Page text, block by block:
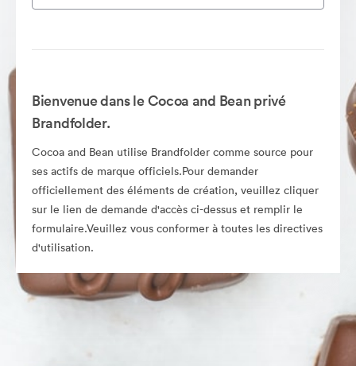
Bienvenue dans le Cocoa and Bean privé
Brandfolder.
Cocoa and Bean utilise Brandfolder comme source pour
ses actifs de marque officiels.Pour demander
officiellement des éléments de création, veuillez cliquer
sur le lien de demande d'accès ci-dessus et remplir le
formulaire.Veuillez vous conformer à toutes les directives
d'utilisation.